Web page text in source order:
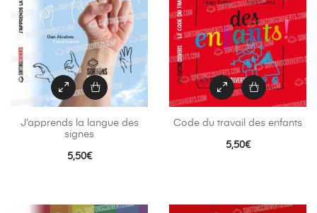
J’apprends la langue des
signes
5,50€
Code du travail des enfants
5,50€